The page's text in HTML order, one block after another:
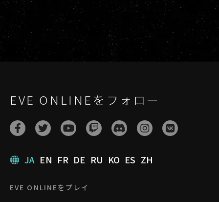
EVE ONLINEをフォロー
JA EN FR DE RU KO ES ZH
EVE ONLINEをプレイ